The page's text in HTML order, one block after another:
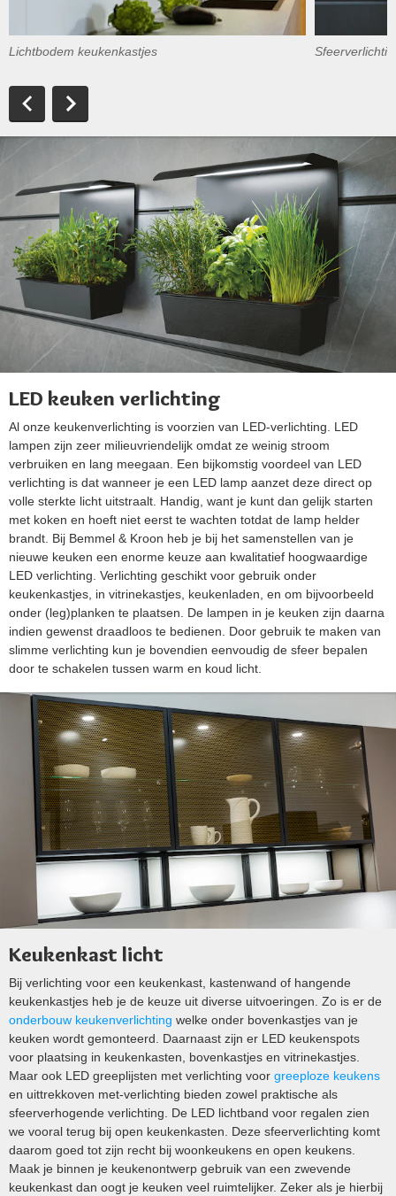
Lichtbodem keukenkastjes
LED keuken verlichting
Al onze keukenverlichting is voorzien van LED-verlichting. LED
lampen zijn zeer milieuvriendelijk omdat ze weinig stroom
verbruiken en lang meegaan. Een bijkomstig voordeel van LED
verlichting is dat wanneer je een LED lamp aanzet deze direct op
volle sterkte licht uitstraalt. Handig, want je kunt dan gelijk starten
met koken en hoeft niet eerst te wachten totdat de lamp helder
brandt. Bij Bemmel & Kroon heb je bij het samenstellen van je
nieuwe keuken een enorme keuze aan kwalitatief hoogwaardige
LED verlichting. Verlichting geschikt voor gebruik onder
keukenkastjes, in vitrinekastjes, keukenladen, en om bijvoorbeeld
onder (leg)planken te plaatsen. De lampen in je keuken zijn daarna
indien gewenst draadloos te bedienen. Door gebruik te maken van
slimme verlichting kun je bovendien eenvoudig de sfeer bepalen
door te schakelen tussen warm en koud licht.
Keukenkast licht
Bij verlichting voor een keukenkast, kastenwand of hangende
keukenkastjes heb je de keuze uit diverse uitvoeringen. Zo is er de
onderbouw keukenverlichting welke onder bovenkastjes van je
keuken wordt gemonteerd. Daarnaast zijn er LED keukenspots
voor plaatsing in keukenkasten, bovenkastjes en vitrinekastjes.
Maar ook LED greeplijsten met verlichting voor greeploze keukens
en uittrekkoven met-verlichting bieden zowel praktische als
sfeerverhogende verlichting. De LED lichtband voor regalen zien
we vooral terug bij open keukenkasten. Deze sfeerverlichting komt
daarom goed tot zijn recht bij woonkeukens en open keukens.
Maak je binnen je keukenontwerp gebruik van een zwevende
keukenkast dan oogt je keuken veel ruimtelijker. Zeker als je hierbij